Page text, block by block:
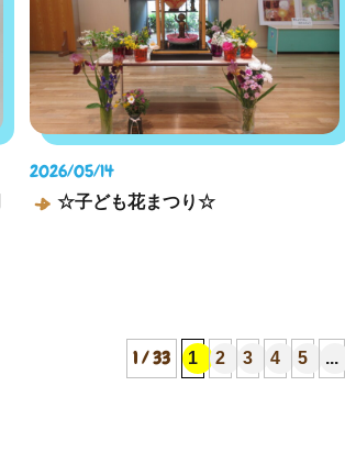
2026/05/14
☆子ども花まつり☆
1 / 33 1 2 3 4 5 ...